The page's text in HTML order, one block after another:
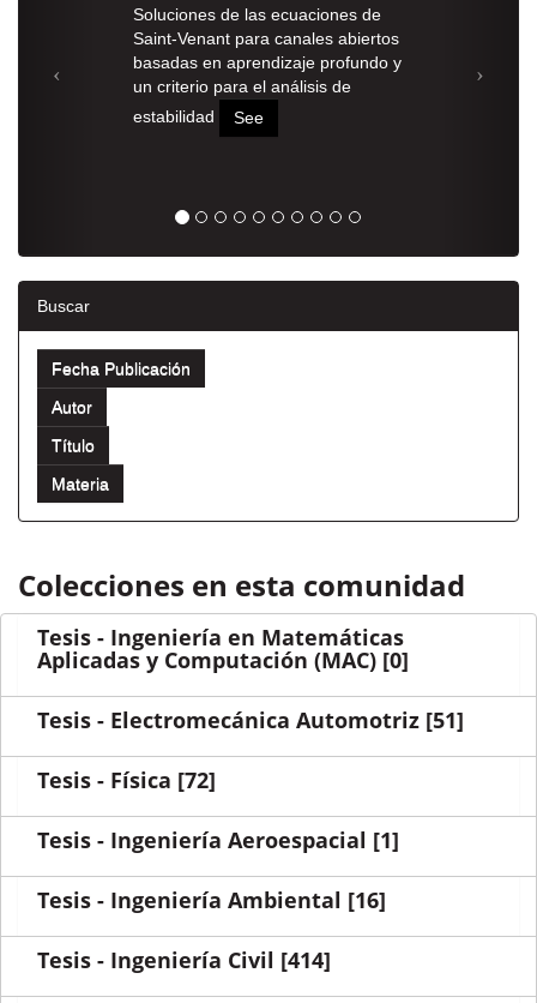
Soluciones de las ecuaciones de
Saint-Venant para canales abiertos
basadas en aprendizaje profundo y
un criterio para el análisis de
estabilidad
See
Buscar
Colecciones en esta comunidad
Tesis - Ingeniería en Matemáticas
Aplicadas y Computación (MAC) [0]
Tesis - Electromecánica Automotriz [51]
Tesis - Física [72]
Tesis - Ingeniería Aeroespacial [1]
Tesis - Ingeniería Ambiental [16]
Tesis - Ingeniería Civil [414]